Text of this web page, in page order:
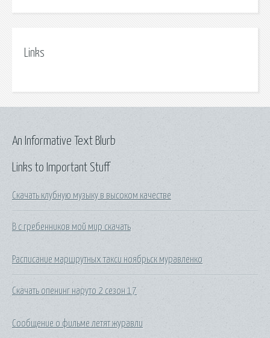
Links
Links to Important Stuff
Скачать клубную музыку в высоком качестве
В с гребенников мой мир скачать
Расписание маршрутных такси ноябрьск муравленко
Скачать опенинг наруто 2 сезон 17
Сообщение о фильме летят журавли
An Informative Text Blurb